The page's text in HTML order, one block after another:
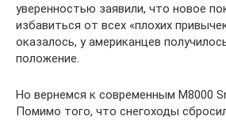
уверенностью заявили, что новое
избавиться от всех «плохих
оказалось, у американцев
положение.
Но вернемся к современным М8000
Помимо того, что снегоходы